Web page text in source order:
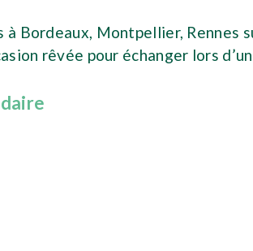
Bordeaux, Montpellier, Rennes
rêvée pour échanger lors